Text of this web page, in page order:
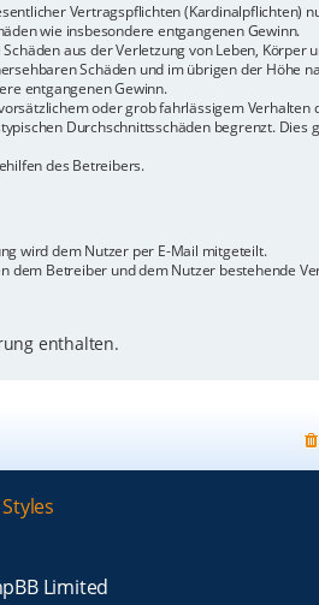
Vertragspflichten (Kardinalpflichten)
wie insbesondere entgangenen Gewinn.
aus der Verletzung von Leben, Körper
Schäden und im übrigen der Höhe
entgangenen Gewinn.
oder grob fahrlässigem Verhalten
Durchschnittsschäden begrenzt. Dies
des Betreibers.
wird dem Nutzer per E-Mail mitgeteilt.
dem Betreiber und dem Nutzer bestehende
enthalten.
Limited